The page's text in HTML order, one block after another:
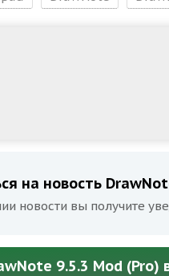
на новость
новости вы получите
9.5.3 Mod (Pro)